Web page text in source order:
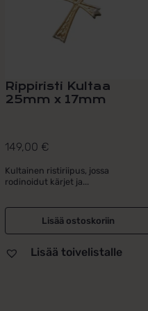
Rippiristi Kultaa
25mm x 17mm
149,00 €
Kultainen ristiriipus, jossa
rodinoidut kärjet ja...
Lisää ostoskoriin
Lisää toivelistalle